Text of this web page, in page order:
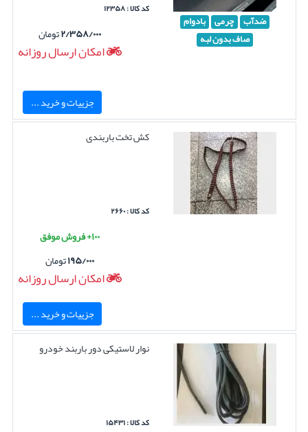
ضدآب چرمی بادوام
صاف بدون لبه
کد کالا : ۱۲۳۵۸
۲/۳۵۸/۰۰۰تومان
امکان ارسال روزانه
جزییات و خرید ...
کش تخت باربندی
کد کالا : ۲۶۶۰
۱۰۰+ فروش موفق
۱۹۵/۰۰۰تومان
امکان ارسال روزانه
جزییات و خرید ...
نوار لاستیکی دور باربند خودرو
کد کالا : ۱۵۴۳۱